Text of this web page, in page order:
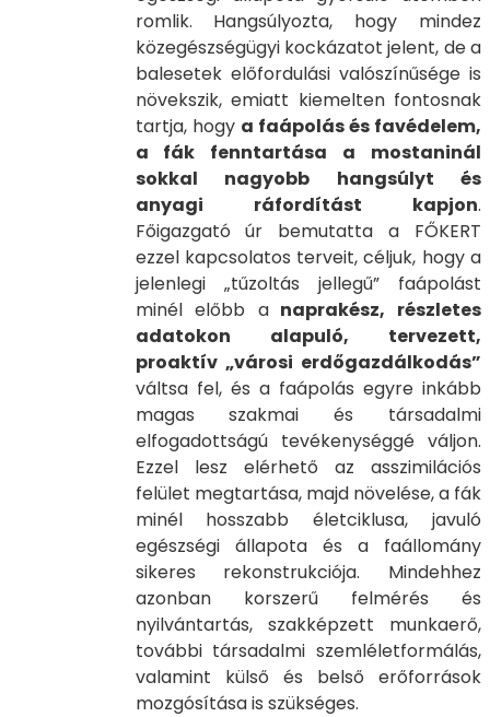
romlik. Hangsúlyozta, hogy mindez
közegészségügyi kockázatot jelent, de a
balesetek előfordulási valószínűsége is
növekszik, emiatt kiemelten fontosnak
tartja, hogy a faápolás és favédelem,
a fák fenntartása a mostaninál
sokkal nagyobb hangsúlyt és
anyagi ráfordítást kapjon.
Főigazgató úr bemutatta a FŐKERT
ezzel kapcsolatos terveit, céljuk, hogy a
jelenlegi „tűzoltás jellegű” faápolást
minél előbb anaprakész, részletes
adatokon alapuló, tervezett,
proaktív „városi erdőgazdálkodás”
váltsa fel, és a faápolás egyre inkább
magas szakmai és társadalmi
elfogadottságú tevékenységgé váljon.
Ezzel lesz elérhető az asszimilációs
felület megtartása, majd növelése, a fák
minél hosszabb életciklusa, javuló
egészségi állapota és a faállomány
sikeres rekonstrukciója. Mindehhez
azonban korszerű felmérés és
nyilvántartás, szakképzett munkaerő,
további társadalmi szemléletformálás,
valamint külső és belső erőforrások
mozgósítása is szükséges.